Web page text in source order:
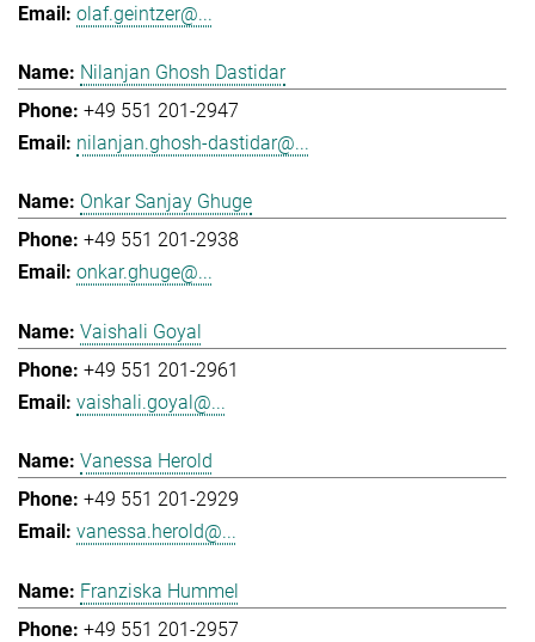
olaf.geintzer@...
Nilanjan Ghosh Dastidar
+49 551 201-2947
nilanjan.ghosh-dastidar@...
Onkar Sanjay Ghuge
+49 551 201-2938
onkar.ghuge@...
Vaishali Goyal
+49 551 201-2961
vaishali.goyal@...
Vanessa Herold
+49 551 201-2929
vanessa.herold@...
Franziska Hummel
+49 551 201-2957